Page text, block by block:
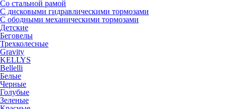
Со стальной рамой
С дисковыми гидравлическими тормозами
С ободными механическими тормозами
Детские
Беговелы
Трехколесные
Gravity
KELLYS
Bellelli
Белые
Черные
Голубые
Зеленые